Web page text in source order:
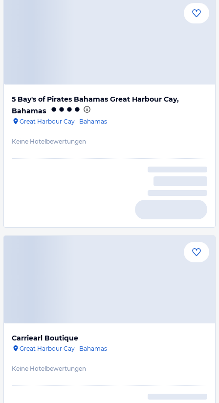
5 Bay's of Pirates Bahamas Great Harbour Cay,
Bahamas
Great Harbour Cay · Bahamas
Keine Hotelbewertungen
Carriearl Boutique
Great Harbour Cay · Bahamas
Keine Hotelbewertungen